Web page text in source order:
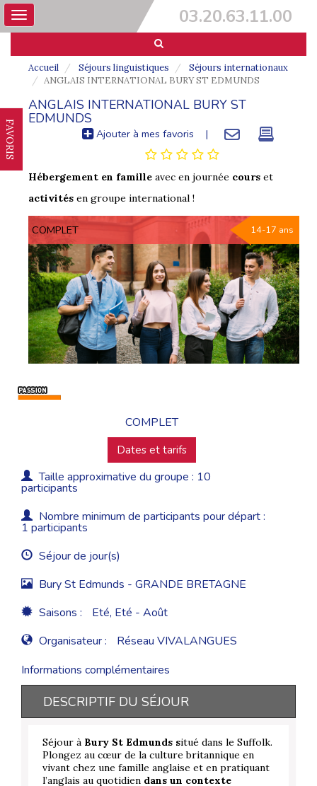
03.20.63.11.00
Toggle
navigation
FAVORIS
Accueil Séjours linguistiques
Séjours internationaux
ANGLAIS INTERNATIONAL BURY ST EDMUNDS
ANGLAIS INTERNATIONAL BURY ST
EDMUNDS
Ajouter à mes favoris |
Hébergement en famille avec en journée cours et
activités en groupe international !
COMPLET 14-17 ans
COMPLET
Dates et tarifs
Taille approximative du groupe : 10
participants
Nombre minimum de participants pour départ :
1 participants
Séjour de jour(s)
Bury St Edmunds - GRANDE BRETAGNE
Saisons :
Eté, Eté - Août
Organisateur :
Réseau VIVALANGUES
Informations complémentaires
DESCRIPTIF DU SÉJOUR
Séjour à Bury St Edmunds situé dans le Suffolk.
Plongez au cœur de la culture britannique en
vivant chez une famille anglaise et en pratiquant
l’anglais au quotidien dans un contexte